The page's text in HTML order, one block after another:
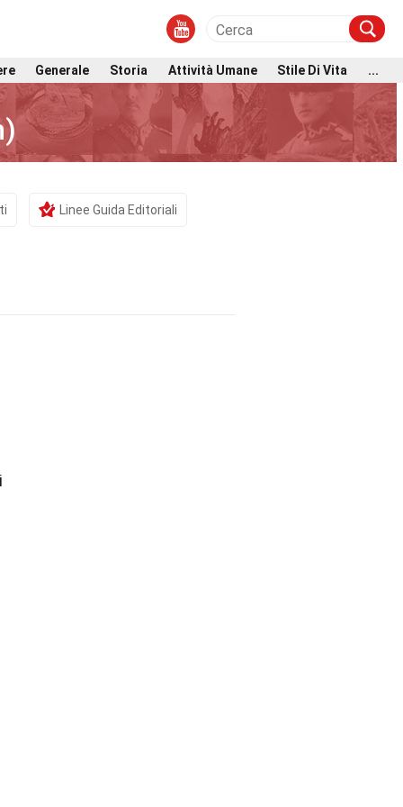
Generale Storia Attività Umane Stile Di Vita ...
Linee Guida Editoriali